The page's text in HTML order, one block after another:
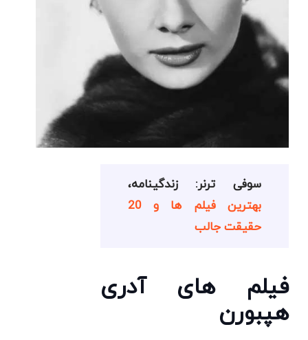
سوفی ترنر: زندگینامه،
بهترین فیلم ها و 20
حقیقت جالب
فیلم ‌های آدری
هپبورن